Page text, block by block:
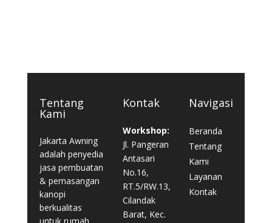
Tentang
Kami
Jakarta Awning
adalah penyedia
jasa pembuatan
& pemasangan
kanopi
berkualitas
Kontak
Workshop:
Jl. Pangeran
Antasari
No.16,
RT.5/RW.13,
Cilandak
Barat, Kec.
Navigasi
Beranda
Tentang
Kami
Layanan
Kontak